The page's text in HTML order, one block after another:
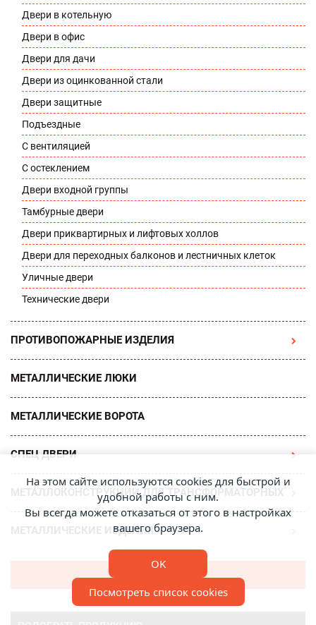
Двери в котельную
Двери в офис
Двери для дачи
Двери из оцинкованной стали
Двери защитные
Подъездные
С вентиляцией
С остеклением
Двери входной группы
Тамбурные двери
Двери приквартирных и лифтовых холлов
Двери для переходных балконов и лестничных клеток
Уличные двери
Технические двери
ПРОТИВОПОЖАРНЫЕ ИЗДЕЛИЯ
МЕТАЛЛИЧЕСКИЕ ЛЮКИ
МЕТАЛЛИЧЕСКИЕ ВОРОТА
СПЕЦ ДВЕРИ
МЕТАЛЛОКОНСТРУКЦИИ ДЛЯ ТРАНСФОРМАТОРНЫХ
МЕТАЛЛИЧЕСКИЕ ИЗДЕЛИЯ
На этом сайте используются cookies для быстрой и
удобной работы с ним.
Вы всегда можете отказаться от этого в настройках
вашего браузера.
OK
Посмотреть список cookies